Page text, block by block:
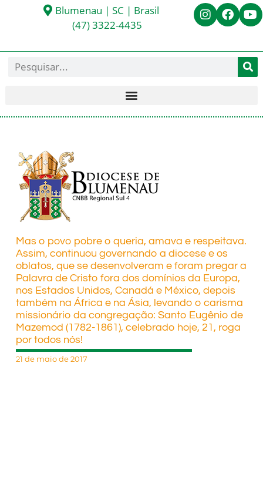
Blumenau | SC | Brasil
(47) 3322-4435
Mas o povo pobre o queria, amava e respeitava.
Assim, continuou governando a diocese e os
oblatos, que se desenvolveram e foram pregar a
Palavra de Cristo fora dos domínios da Europa,
nos Estados Unidos, Canadá e México, depois
também na África e na Ásia, levando o carisma
missionário da congregação: Santo Eugênio de
Mazemod (1782-1861), celebrado hoje, 21, roga
por todos nós!
21 de maio de 2017